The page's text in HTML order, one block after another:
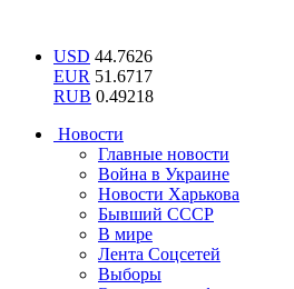
USD 44.7626
EUR 51.6717
RUB 0.49218
Новости
Главные новости
Война в Украине
Новости Харькова
Бывший СССР
В мире
Лента Соцсетей
Выборы